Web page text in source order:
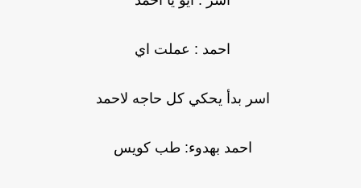
احمد : عملت اي
اسر بدأ يحكي كل حاجه لاحمد
احمد بهدوء: طب كويس